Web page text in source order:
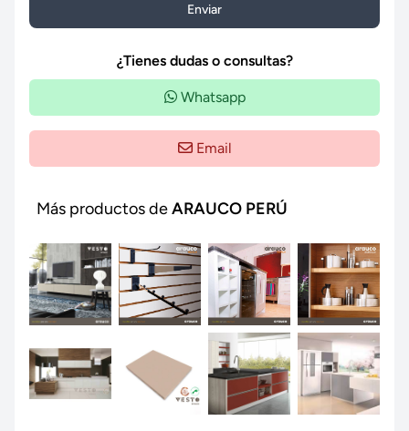
Enviar
¿Tienes dudas o consultas?
Whatsapp
Email
Más productos deARAUCO PERÚ